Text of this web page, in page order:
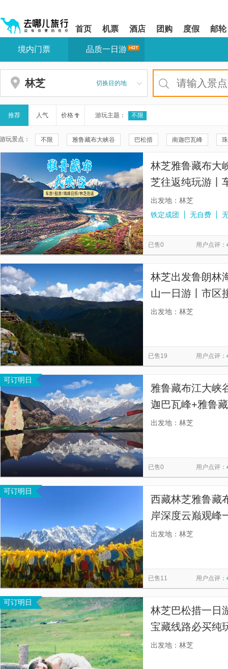
shift+enter
网
导
盲
导
模
您
站
区,
本
有
6
下
Tab
键
浏
览
信
息
首页 机票 酒店 团购 度假 邮轮
您
站
区
境内门票 品质一日游
林芝 切换目的地
推荐 人气 价格 游玩主题： 不限
游玩景点： 不限 雅鲁藏布大峡谷 巴松措 南迦巴瓦峰
佛掌沙丘 冈仁波齐
布达拉宫 萨普神山 鲁朗林海 羊卓雍措雅布观景台
羊卓雍错景区-1号观景台 雅鲁藏布江
秀巴千年古堡群 措宗贡巴寺 米堆冰川 南迦巴瓦
林芝本地玩乐 湖心岛 扎西岗村
羊卓雍错 那根拉山口 嘉措拉山口 山水米林花谷
墨脱河
林芝雅鲁藏布大
芝往返纯玩游丨
日落团可选】
出发地：林芝
铁定成团
无自费
已售0 用户点评：
林芝出发鲁朗林
山一日游丨市区
区接送，无任何
出发地：林芝
已售19 用户点评：
可订明日
雅鲁藏布江大峡
迦巴瓦峰+雅鲁
岸、北岸深度游
出发地：林芝
已售0 用户点评：
可订明日
西藏林芝雅鲁藏
岸深度云巅观峰
畅享行·6-8人小
出发地：林芝
已售11 用户点评：
可订明日
林芝巴松措一日
宝藏线路必买纯
措，探秘隐秘湖
出发地：林芝